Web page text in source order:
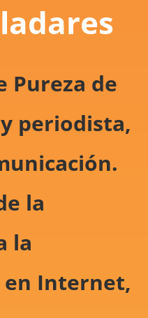
Pureza de
periodista,
la
la
en Internet,